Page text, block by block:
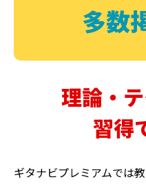
多数
理論・
習得
ギタナビプレミアムでは